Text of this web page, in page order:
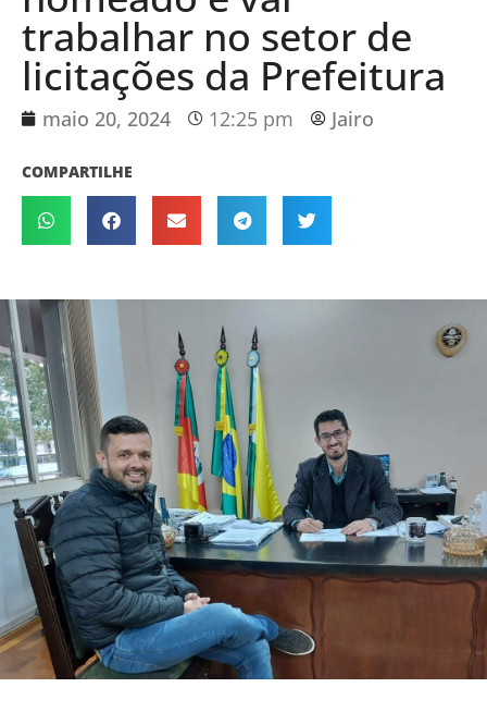
trabalhar no setor de
licitações da Prefeitura
maio 20, 2024 12:25 pm Jairo
COMPARTILHE